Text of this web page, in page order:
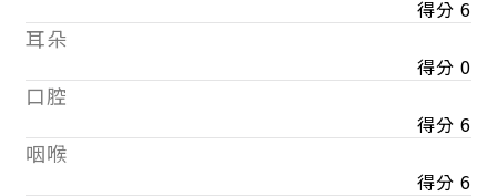
得分 6
耳朵
得分 0
口腔
得分 6
咽喉
得分 6